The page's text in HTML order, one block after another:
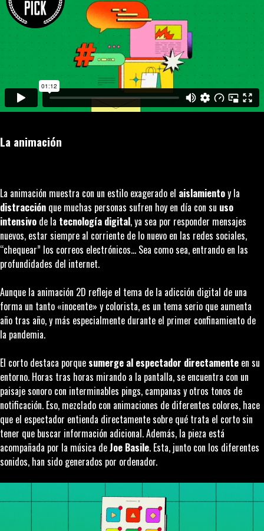
La animación
La animación muestra con un estilo exagerado el aislamientoy la
distracción que muchas personas sufren hoy en día con su uso
intensivo de la tecnología digital, ya sea por responder mensajes
nuevos, estar siempre al corriente de lo nuevo en las redes sociales,
“chequear” los correos electrónicos… Sea como sea, entrando en las
profundidades del internet.
Aunque la animación 2D refleje el tema de la adicción digital de una
forma un tanto «inocente» y colorista, es un tema serio que aumenta
año tras año, y más especialmente durante el primer confinamiento de
la pandemia.
El corto destaca porque sumerge al espectador directamente en su
entorno. Horas tras horas mirando a la pantalla, se encuentra con un
paisaje sonoro con interminables pings, campanas y otros tonos de
notificación. Eso, mezclado con animaciones de diferentes colores, hace
que el espectador entienda directamente sobre qué trata el corto sin
tener que buscar información adicional. Además, la pieza está
acompañada por la música deJoe Basile. Esta, junto con los diferentes
sonidos, han sido generados por ordenador.